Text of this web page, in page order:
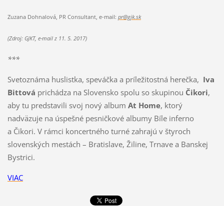
Zuzana Dohnalová, PR Consultant, e-mail: pr@gjk.sk
(Zdroj: GJKT, e-mail z 11. 5. 2017)
***
Svetoznáma huslistka, speváčka a príležitostná herečka, Iva
Bittová prichádza na Slovensko spolu so skupinou Čikori,
aby tu predstavili svoj nový album At Home, ktorý
nadväzuje na úspešné pesničkové albumy Bíle inferno
a Čikori. V rámci koncertného turné zahrajú v štyroch
slovenských mestách – Bratislave, Žiline, Trnave a Banskej
Bystrici.
VIAC